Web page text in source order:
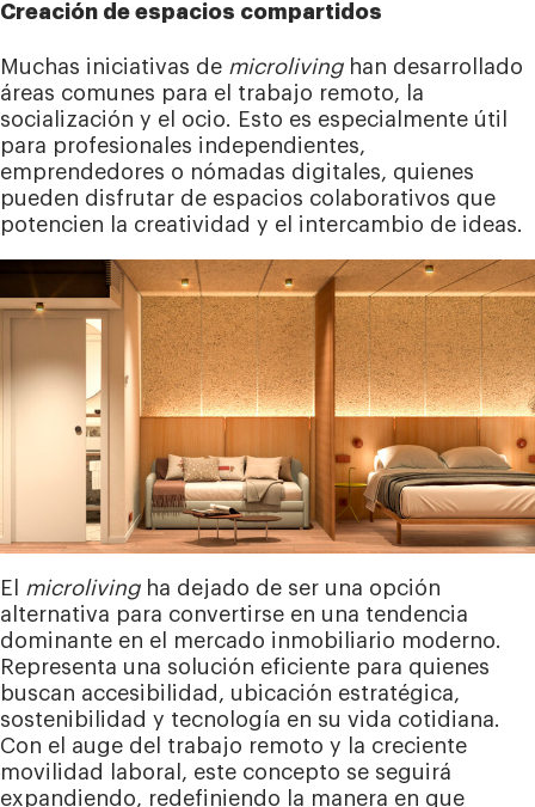
Creación de espacios compartidos
Muchas iniciativas de microlivinghan desarrollado
áreas comunes para el trabajo remoto, la
socialización y el ocio. Esto es especialmente útil
para profesionales independientes,
emprendedores o nómadas digitales, quienes
pueden disfrutar de espacios colaborativos que
potencien la creatividad y el intercambio de ideas.
El microlivingha dejado de ser una opción
alternativa para convertirse en una tendencia
dominante en el mercado inmobiliario moderno.
Representa una solución eficiente para quienes
buscan accesibilidad, ubicación estratégica,
sostenibilidad y tecnología en su vida cotidiana.
Con el auge del trabajo remoto y la creciente
movilidad laboral, este concepto se seguirá
expandiendo, redefiniendo la manera en que